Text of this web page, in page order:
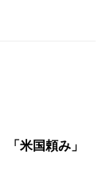
米国頼み」